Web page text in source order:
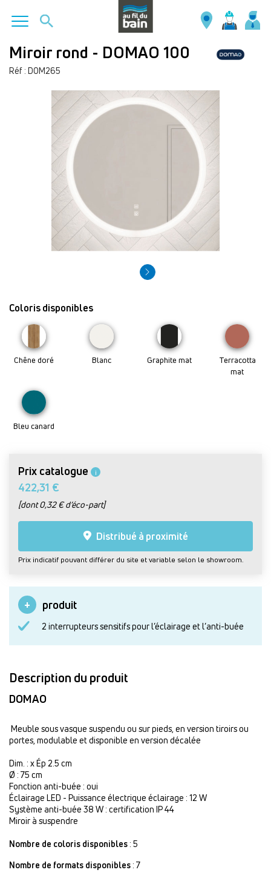
Aller
contenu
Miroir rond - DOMAO 100
Réf : DOM265
Coloris disponibles
Chêne doré Blanc Graphite mat
Terracotta
mat
Bleu canard
Prix catalogue i
422,31 €
[dont 0,32 € d’éco-part]
Distribué à proximité
Prix indicatif pouvant différer du site et variable selon le showroom.
produit
2 interrupteurs sensitifs pour l’éclairage et l’anti-buée
Description du produit
DOMAO
Meuble sous vasque suspendu ou sur pieds, en version tiroirs ou
portes, modulable et disponible en version décalée
Dim. : x Ép 2.5 cm
Ø : 75 cm
Fonction anti-buée : oui
Éclairage LED - Puissance électrique éclairage : 12 W
Système anti-buée 38 W : certification IP 44
Miroir à suspendre
Nombre de coloris disponibles : 5
Nombre de formats disponibles : 7